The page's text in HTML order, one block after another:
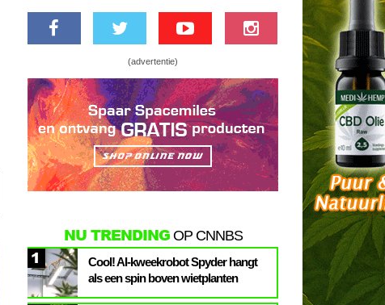
(advertentie)
NU TRENDINGOP CNNBS
1
Cool! AI-kweekrobot Spyder hangt
als een spin boven wietplanten